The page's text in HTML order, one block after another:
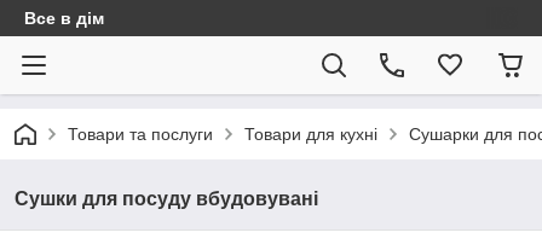
Все в дім
Товари та послуги Товари для кухні Сушарки для
Сушки для посуду вбудовувані